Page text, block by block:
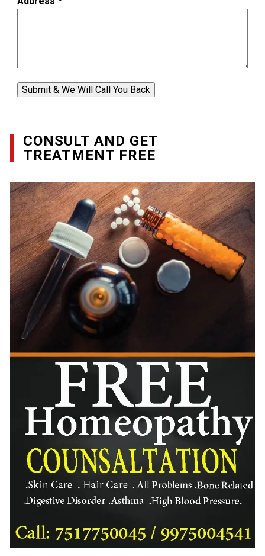
Submit & We Will Call You Back
CONSULT AND GET
TREATMENT FREE